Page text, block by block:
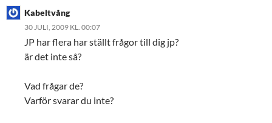
Kabeltvång
30 JULI, 2009 KL. 00:07
JP har flera har ställt frågor till dig jp?
är det inte så?
Vad frågar de?
Varför svarar du inte?